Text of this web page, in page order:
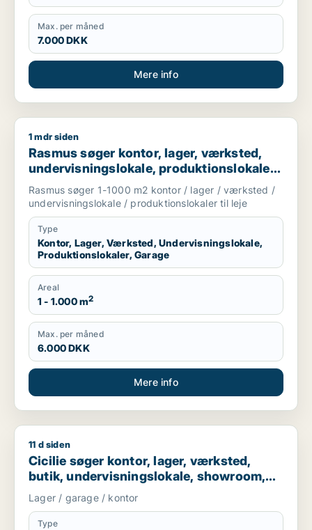
Max. per måned
7.000 DKK
Mere info
Rasmus søger kontor, lager, værksted,
1 mdr siden
Rasmus søger kontor, lager, værksted,
undervisningslokale, produktionslokaler
eller garage til leje i Slangerup,
Frederikssund eller Ølstykke m.fl.
Rasmus søger 1-1000 m2 kontor / lager / værksted /
undervisningslokale / produktionslokaler til leje
Type
Kontor, Lager, Værksted, Undervisningslokale,
Produktionslokaler, Garage
Areal
1 - 1.000 m2
Max. per måned
6.000 DKK
Mere info
Cicilie søger kontor, lager, værksted, butik,
11 d siden
Cicilie søger kontor, lager, værksted,
butik, undervisningslokale, showroom,
erhvervsgrund, produktionslokaler eller
garage til leje i Region Sjælland eller
Nordsjælland
Lager / garage / kontor
Type